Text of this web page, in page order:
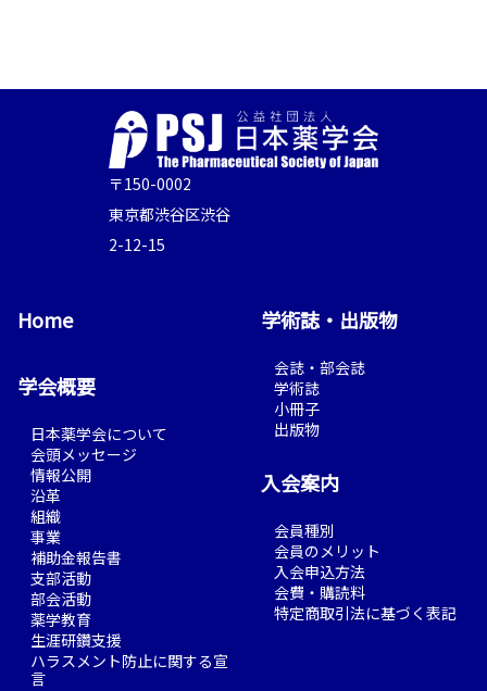
〒150-0002
東京都渋谷区渋谷
2-12-15
Home
学会概要
日本薬学会について
会頭メッセージ
情報公開
沿革
組織
事業
補助金報告書
支部活動
部会活動
薬学教育
生涯研鑽支援
ハラスメント防止に関する宣
言
学術誌・出版物
会誌・部会誌
学術誌
小冊子
出版物
入会案内
会員種別
会員のメリット
入会申込方法
会費・購読料
特定商取引法に基づく表記